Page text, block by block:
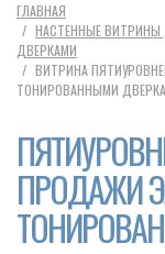
ГЛАВНАЯ
НАСТЕННЫЕ ВИТРИНЫ
ДВЕРКАМИ
ВИТРИНА
ТОНИРОВАННЫМИ
ПРОДАЖИ